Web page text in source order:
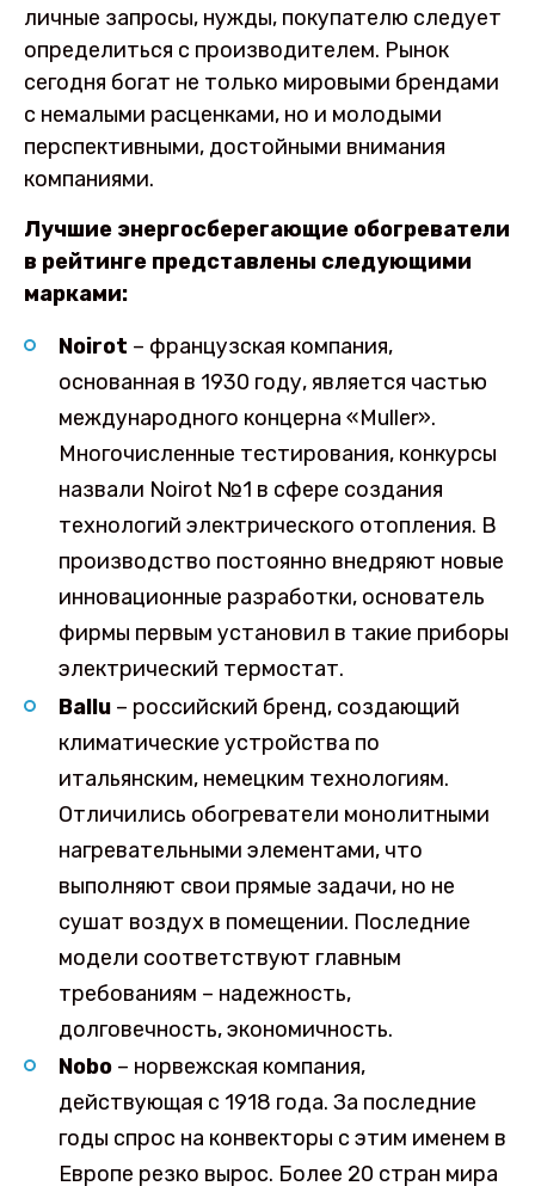
личные запросы, нужды, покупателю следует
определиться с производителем. Рынок
сегодня богат не только мировыми брендами
с немалыми расценками, но и молодыми
перспективными, достойными внимания
компаниями.
Лучшие энергосберегающие обогреватели
в рейтинге представлены следующими
марками:
Noirot – французская компания,
основанная в 1930 году, является частью
международного концерна «Muller».
Многочисленные тестирования, конкурсы
назвали Noirot №1 в сфере создания
технологий электрического отопления. В
производство постоянно внедряют новые
инновационные разработки, основатель
фирмы первым установил в такие приборы
электрический термостат.
Ballu – российский бренд, создающий
климатические устройства по
итальянским, немецким технологиям.
Отличились обогреватели монолитными
нагревательными элементами, что
выполняют свои прямые задачи, но не
сушат воздух в помещении. Последние
модели соответствуют главным
требованиям – надежность,
долговечность, экономичность.
Nobo– норвежская компания,
действующая с 1918 года. За последние
годы спрос на конвекторы с этим именем в
Европе резко вырос. Более 20 стран мира